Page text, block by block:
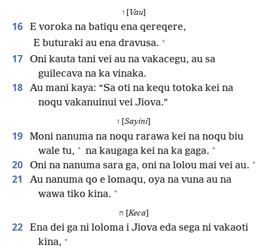
ו [ Vau]
16
E voroka na batiqu ena qereqere,
E buturaki au ena dravusa. +
17
Oni kauta tani vei au na vakacegu, au sa
guilecava na ka vinaka.
18
Au mani kaya: “Sa oti na kequ totoka kei na
noqu vakanuinui vei Jiova.”
Sayini]
19
Moni nanuma na noqu rarawa kei na noqu biu
wale tu, + na kaugaga kei na ka gaga. +
20 Oni na nanuma sara ga, oni na lolou mai vei au. +
21
Au nanuma qo e lomaqu, oya na vuna au na
wawa tiko kina. +
ח [Keca]
22
Ena dei ga ni loloma i Jiova eda sega ni vakaoti
kina, +